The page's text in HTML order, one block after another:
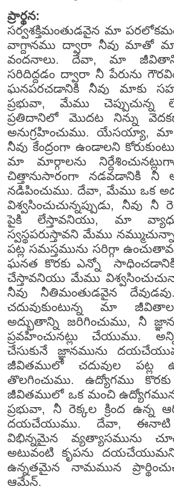
ప్రార్థన:
సర్వశక్తిమంతుడవైన మా
వాగ్దానము ద్వారా నీవు మాతో
వందనాలు. దేవా, మా
సరిదిద్దడం ద్వారా నీ పేరును
ఘనపరచడానికి నీవు మాకు
ప్రభువా, మేము చెప్పుచున్న
ప్రతిదానిలో మొదట నిన్ను
అనుగ్రహించుము. యేసయ్యా, మా
నీవు కేంద్రంగా ఉండాలని
మా మార్గాలను
చిత్తానుసారంగా నడవడానికి నీ
నడిపించుము. దేవా, మేము ఒక
విశ్వసించుచున్నప్పుడు, నీవు నీ
పైకి లేస్తావనియు, మా
స్వస్థపరుస్తావని మేము
పట్ల సమస్తమును సరిగ్గా
ఘనత కొరకు ఎన్నో
చేస్తావనియు మేము
నీవు నీతిమంతుడవైన
చదువుకుంటున్న మా
అద్భుతాన్ని జరిగించుము, నీ
ప్రవహించునట్లు చేయుము.
చేసుకునే జ్ఞానమును
జీవితములో చదువుల పట్ల
తొలగించుము. ఉద్యోగము
జీవితములో ఒక మంచి
ప్రభువా, నీ రెక్కల క్రింద ఉన్న
దయచేయుము. దేవా, ఈనాటి
విభిన్నమైన వ్యత్యాసమును
అటువంటి కృపను దయచేయుమని
ఉన్నతమైన నామమున
ఆమేన్.